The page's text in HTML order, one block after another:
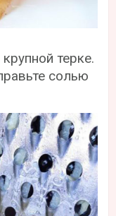
терке.
солью